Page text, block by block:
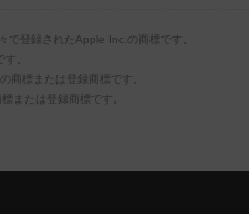
登録されたApple Inc.の商標です。
。
商標または登録商標です。
または登録商標です。